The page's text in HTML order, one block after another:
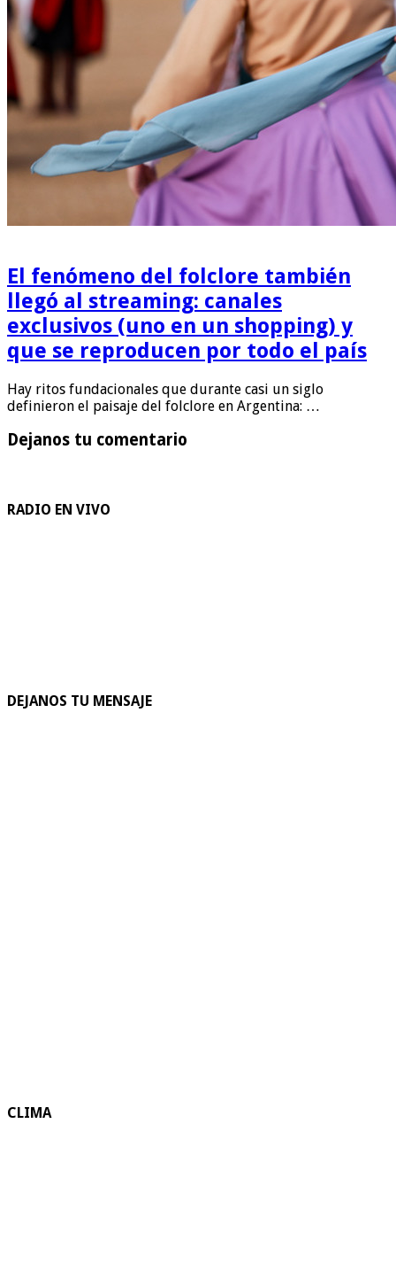
El fenómeno del folclore también
llegó al streaming: canales
exclusivos (uno en un shopping) y
que se reproducen por todo el país
Hay ritos fundacionales que durante casi un siglo
definieron el paisaje del folclore en Argentina: …
Dejanos tu comentario
RADIO EN VIVO
DEJANOS TU MENSAJE
CLIMA